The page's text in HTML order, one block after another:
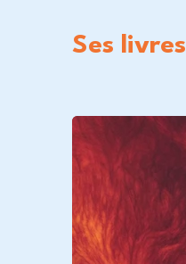
Ses livres